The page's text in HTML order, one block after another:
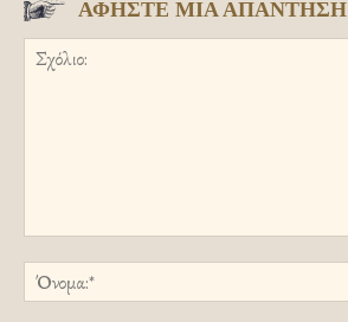
ΑΦΗΣΤΕ ΜΙΑ ΑΠΑΝΤΗΣΗ